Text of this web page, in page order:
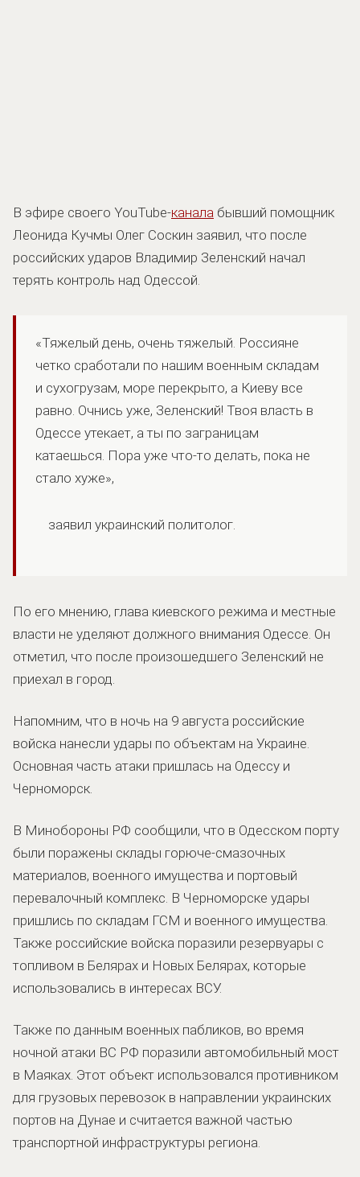
В эфире своего YouTube-канала бывший помощник
Леонида Кучмы Олег Соскин заявил, что после
российских ударов Владимир Зеленский начал
терять контроль над Одессой.
«Тяжелый день, очень тяжелый. Россияне
четко сработали по нашим военным складам
и сухогрузам, море перекрыто, а Киеву все
равно. Очнись уже, Зеленский! Твоя власть в
Одессе утекает, а ты по заграницам
катаешься. Пора уже что-то делать, пока не
стало хуже»,
заявил украинский политолог.
По его мнению, глава киевского режима и местные
власти не уделяют должного внимания Одессе. Он
отметил, что после произошедшего Зеленский не
приехал в город.
Напомним, что в ночь на 9 августа российские
войска нанесли удары по объектам на Украине.
Основная часть атаки пришлась на Одессу и
Черноморск.
В Минобороны РФ сообщили, что в Одесском порту
были поражены склады горюче-смазочных
материалов, военного имущества и портовый
перевалочный комплекс. В Черноморске удары
пришлись по складам ГСМ и военного имущества.
Также российские войска поразили резервуары с
топливом в Белярах и Новых Белярах, которые
использовались в интересах ВСУ.
Также по данным военных пабликов, во время
ночной атаки ВС РФ поразили автомобильный мост
в Маяках. Этот объект использовался противником
для грузовых перевозок в направлении украинских
портов на Дунае и считается важной частью
транспортной инфраструктуры региона.